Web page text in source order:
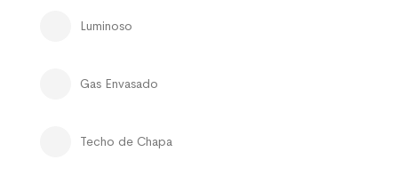
Luminoso
Gas Envasado
Techo de Chapa